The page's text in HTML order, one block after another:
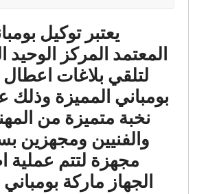
يعتبر توكيل
المعتمد المركز
لتلقي بلاغات
بومباني المميزة
نخبة متميزة من
والفنيين ومجهزين
مجهزة لتتم عملية
الجهاز ماركة